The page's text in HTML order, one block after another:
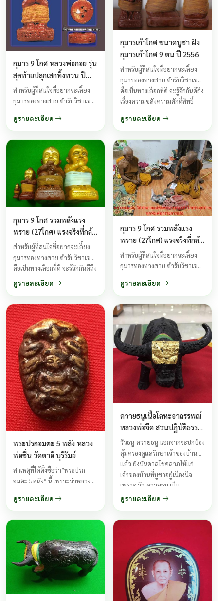
รักเรา ...
กุมาร 9 โกศ หลวงพ่อกอย รุ่น
สุดท้ายปลุกเสกทิ้งทวน ปี
2556 พิมพ์เล็กขนาดพกพา
ฝังชนวน 27 โกศ
สำหรับผู้ที่สนใจที่อยากจะเลี้ยง
กุมารทองทางสาย ตำรับวิชาเขมร
เรื่องความขลังความศักดิ์สิทธิ์
ความเฮี้ยน ของกุมารเก้าโกศ เป็น
กุมารทองกึ่งเทพกึ่งพรายที่มีฤทธิ์
สูงทางด้านเมตตามหานิยม และ
เมตตาค้าขาย เหมาะสำหรับเลี้ยง
ไว้เรียกโชคลาภ ...
ดูรายละเอียด
กุมารเก้าโกศ ขนาดบูชา ฝัง
กุมารเก้าโกศ 9 ตน ปี 2556
สำหรับผู้ที่สนใจที่อยากจะเลี้ยง
กุมารทองทางสาย ตำรับวิชาเขมร
คือเป็นทางเลือกที่ดี จะรู้จักกันดีถึง
เรื่องความขลังความศักดิ์สิทธิ์
กุมารทองกึ่งเทพกึ่งพรายที่มีฤทธิ์
สูงทางด้านเมตตามหานิยม และ
เมตตาค้าขาย เหมาะสำหรับเลี้ยง
ไว้เรียกโชคลาภ ...
ดูรายละเอียด
กุมาร 9 โกศ รวมพลังแรง
พราย (27โกศ) แรงจริงที่กล้า
ให้พิสูจน์ พิมพ์ใหญ่ธรรมดา
ปี 2556
สำหรับผู้ที่สนใจที่อยากจะเลี้ยง
กุมารทองทางสาย ตำรับวิชาเขมร
คือเป็นทางเลือกที่ดี จะรู้จักกันดีถึง
เรื่องความขลังความศักดิ์สิทธิ์
ความเฮี้ยน ของกุมารเก้าโกศ เป็น
สูงทางด้านเมตตามหานิยม และ
เมตตาค้าขาย เหมาะสำหรับเลี้ยง
ไว้เรียกโชคลาภ ...
ดูรายละเอียด
กุมาร 9 โกศ รวมพลังแรง
พราย (27โกศ) แรงจริงที่กล้า
ให้พิสูจน์ ปี 2556
สำหรับผู้ที่สนใจที่อยากจะเลี้ยง
กุมารทองทางสาย ตำรับวิชาเขมร
เรื่องความขลังความศักดิ์สิทธิ์
ความเฮี้ยน ของกุมารเก้าโกศ เป็น
กุมารทองกึ่งเทพกึ่งพรายที่มีฤทธิ์
สูงทางด้านเมตตามหานิยม และ
เมตตาค้าขาย เหมาะสำหรับเลี้ยง
ไว้เรียกโชคลาภ ...
ดูรายละเอียด
พระปรกอมตะ 5 พลัง หลวง
พ่อชื่น วัดตาอี บุรีรัมย์
สาเหตุที่ได้ตั้งชื่อว่า”พระปรก
อมตะ 5พลัง” นี้ เพราะว่าหลวง
เทวาลงมาปลุกเสกเสริมอนุภาพ
ให้กับพระนาคปรก ซึ่งมีพลัง
ดูรายละเอียด
ควายธนูเนื้อโลหะอาถรรพณ์
หลวงพ่อจืด สวนปฏิบัติธรรม
โพธิ์เศรษฐี ปี 2555
วัวธนู-ควายธนู นอกจากจะปกป้อง
คุ้มครองดูแลรักษาเจ้าของบ้าน
แล้ว ยังบันดาลโชคลาภให้แก่
เจ้าของบ้านที่บูชาอยู่เนืองนิจ
เพราะ วัว-ควายธนู เป็น
สัญลักษณ์ด้านโชคลาภ ความ
ดูรายละเอียด